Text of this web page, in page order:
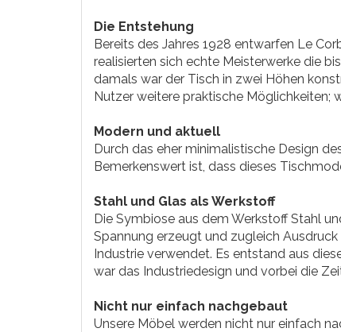
Die Entstehung
Bereits des Jahres 1928 entwarfen Le
realisierten sich echte Meisterwerke die
damals war der Tisch in zwei Höhen
Nutzer weitere praktische Möglichkeiten;
Modern und aktuell
Durch das eher minimalistische Design
Bemerkenswert ist, dass dieses
Stahl und Glas als Werkstoff
Die Symbiose aus dem Werkstoff Stahl
Spannung erzeugt und zugleich
Industrie verwendet. Es entstand aus
war das Industriedesign und vorbei die
Nicht nur einfach nachgebaut
Unsere Möbel werden nicht nur einfach